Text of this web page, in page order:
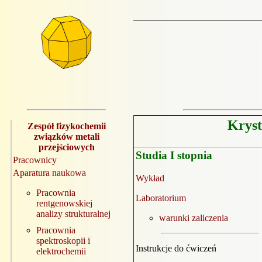
Zespół fizykochemii
związków metali
przejściowych
Pracownicy
Aparatura naukowa
Pracownia
rentgenowskiej
analizy strukturalnej
Pracownia
spektroskopii i
elektrochemii
Studia I stopnia
Wykład
Laboratorium
warunki zaliczenia
Instrukcje do ćwiczeń